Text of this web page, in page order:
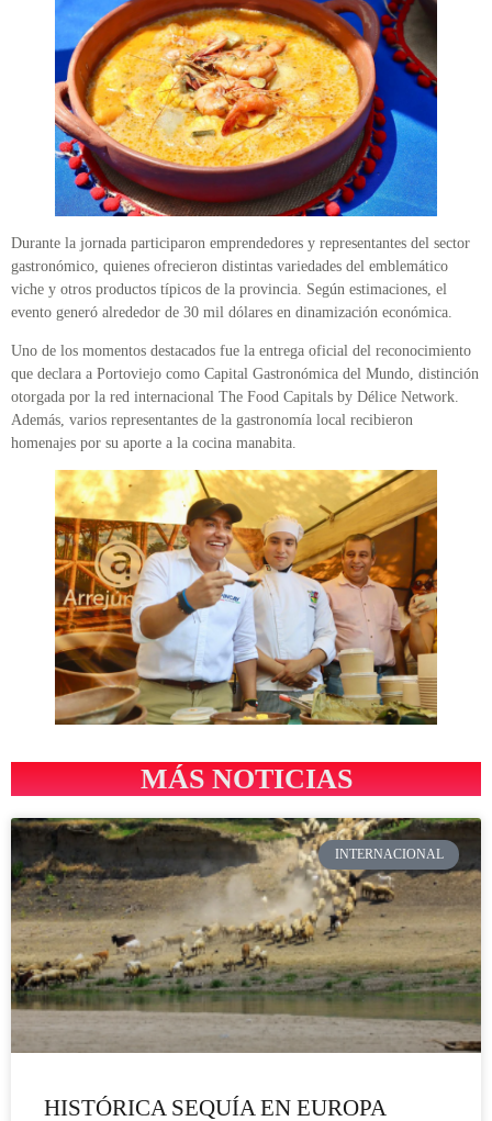
Durante la jornada participaron emprendedores y representantes del sector
gastronómico, quienes ofrecieron distintas variedades del emblemático
viche y otros productos típicos de la provincia. Según estimaciones, el
evento generó alrededor de 30 mil dólares en dinamización económica.
Uno de los momentos destacados fue la entrega oficial del reconocimiento
que declara a Portoviejo como Capital Gastronómica del Mundo, distinción
otorgada por la red internacional The Food Capitals by Délice Network.
Además, varios representantes de la gastronomía local recibieron
homenajes por su aporte a la cocina manabita.
MÁS NOTICIAS
INTERNACIONAL
HISTÓRICA SEQUÍA EN EUROPA